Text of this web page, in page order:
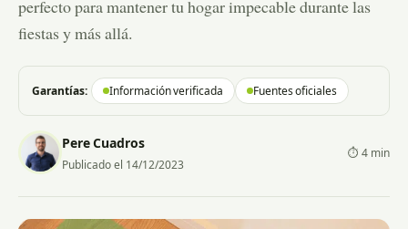
perfecto para mantener tu hogar impecable durante las
fiestas y más allá.
Garantías: Información verificada Fuentes oficiales
Pere Cuadros
Publicado el 14/12/2023
⏱ 4 min